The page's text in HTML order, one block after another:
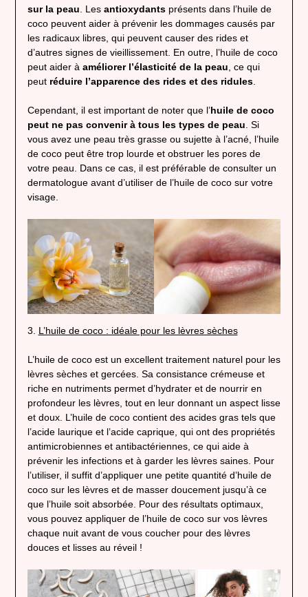
sur la peau . Les antioxydantsprésents dans l’huile de
coco peuvent aider à prévenir les dommages causés par
les radicaux libres, qui peuvent causer des rides et
d’autres signes de vieillissement. En outre, l’huile de coco
peut aider à améliorer l’élasticité de la peau , ce qui
peut réduire l’apparence des rides et des ridules.
Cependant, il est important de noter que l’huile de coco
peut ne pas convenir à tous les types de peau . Si
vous avez une peau très grasse ou sujette à l’acné, l’huile
de coco peut être trop lourde et obstruer les pores de
votre peau. Dans ce cas, il est préférable de consulter un
dermatologue avant d’utiliser de l’huile de coco sur votre
visage.
3. L’huile de coco : idéale pour les lèvres sèches
L’huile de coco est un excellent traitement naturel pour les
lèvres sèches et gercées. Sa consistance crémeuse et
riche en nutriments permet d’hydrater et de nourrir en
profondeur les lèvres, tout en leur donnant un aspect lisse
et doux. L’huile de coco contient des acides gras tels que
l’acide laurique et l’acide caprique, qui ont des propriétés
antimicrobiennes et antibactériennes, ce qui aide à
prévenir les infections et à garder les lèvres saines. Pour
l’utiliser, il suffit d’appliquer une petite quantité d’huile de
coco sur les lèvres et de masser doucement jusqu’à ce
que l’huile soit absorbée. Pour des résultats optimaux,
vous pouvez appliquer de l’huile de coco sur vos lèvres
chaque nuit avant de vous coucher pour des lèvres
douces et lisses au réveil !